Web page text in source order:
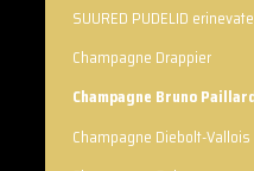
SUURED PUDELID
Champagne Drappier
Champagne Bruno
Champagne Diebolt-Vallois